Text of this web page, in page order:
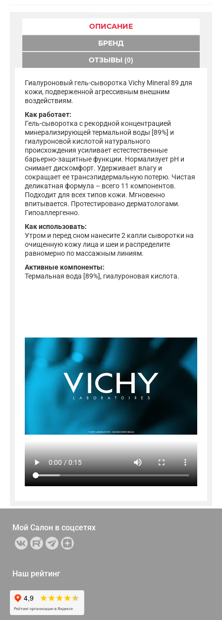
ОПИСАНИЕ
БРЕНД
ОТЗЫВЫ (0)
Гиалуроновый гель-сыворотка Vichy Mineral 89 для
кожи, подверженной агрессивным внешним
воздействиям.
Как работает:
Гель-сыворотка с рекордной концентрацией
минерализирующей термальной воды [89%] и
гиалуроновой кислотой натурального
происхождения усиливает естестественные
барьерно-защитные функции. Нормализует pH и
снимает дискомфорт. Удерживает влагу и
сокращает ее трансэпидермальную потерю. Чистая
деликатная формула – всего 11 компонентов.
Подходит для всех типов кожи. Мгновенно
впитывается. Протестировано дерматологами.
Гипоаллергенно.
Как использовать:
Утром и перед сном нанесите 2 капли сыворотки на
очищенную кожу лица и шеи и распределите
равномерно по массажным линиям.
Активные компоненты:
Термальная вода [89%], гиалуроновая кислота.
Мой Салон в соцсетях
Наш рейтинг